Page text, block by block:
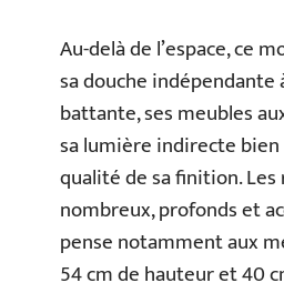
Au-delà de l’espace, ce
sa douche
battante, ses meubles
sa lumière indirecte
qualité de sa finition.
nombreux, profonds et
pense notamment aux
54 cm de hauteur et 40